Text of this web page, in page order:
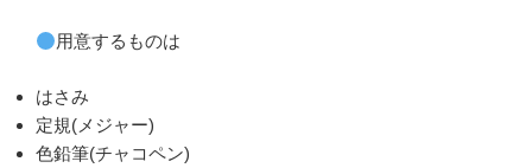
用意するものは
はさみ
定規(メジャー)
色鉛筆(チャコペン)